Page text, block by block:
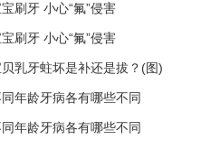
刷牙 小心“氟”侵害
刷牙 小心“氟”侵害
乳牙蛀坏是补还是拔？(图)
年龄牙病各有哪些不同
年龄牙病各有哪些不同